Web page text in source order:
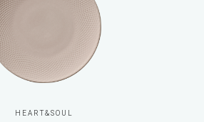
HEART&SOUL